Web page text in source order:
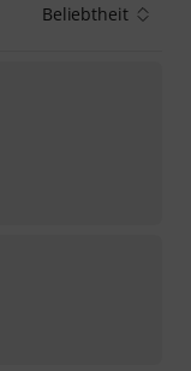
Beliebtheit